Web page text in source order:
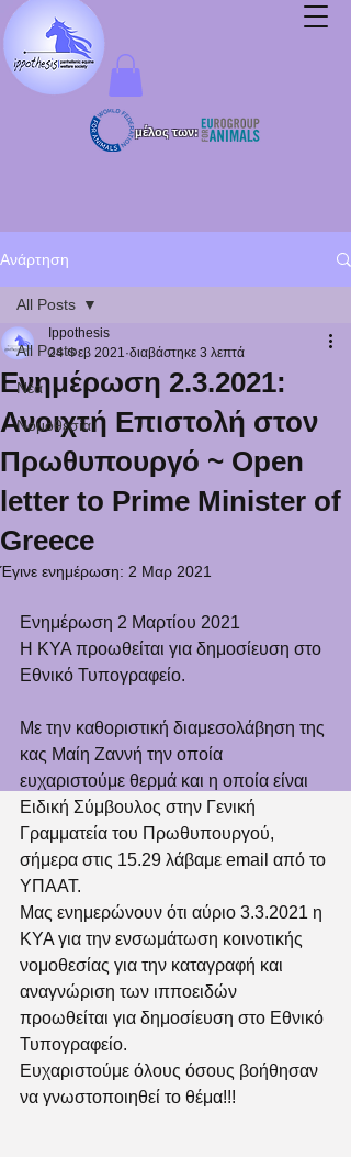
μέλος των:
Ανάρτηση
All Posts
Νέα
Νομοθεσία
All Posts
Ενημέρωση 2.3.2021:
Ανοιχτή Επιστολή στον
Πρωθυπουργό ~ Open
letter to Prime Minister of
Greece
Ippothesis
24 Φεβ 2021 διαβάστηκε 3 λεπτά
Έγινε ενημέρωση: 2 Μαρ 2021
Ενημέρωση 2 Μαρτίου 2021
Η ΚΥΑ προωθείται για δημοσίευση στο
Εθνικό Τυπογραφείο.
Με την καθοριστική διαμεσολάβηση της
κας Μαίη Ζαννή την οποία
ευχαριστούμε θερμά και η οποία είναι
Ειδική Σύμβουλος στην Γενική
Γραμματεία του Πρωθυπουργού,
σήμερα στις 15.29 λάβαμε email από το
ΥΠΑΑΤ.
Μας ενημερώνουν ότι αύριο 3.3.2021 η
ΚΥΑ για την ενσωμάτωση κοινοτικής
νομοθεσίας για την καταγραφή και
αναγνώριση των ιπποειδών
προωθείται για δημοσίευση στο Εθνικό
Τυπογραφείο.
Ευχαριστούμε όλους όσους βοήθησαν
να γνωστοποιηθεί το θέμα!!!